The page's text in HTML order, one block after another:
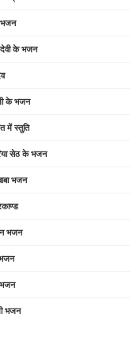
भजन
देवी के भजन
के भजन
में स्तुति
सेठ के भजन
भजन
भजन
भजन
भजन
भजन